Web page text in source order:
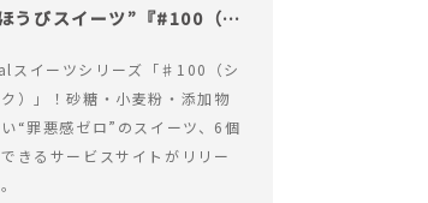
うびスイーツ”『#100（シ
スイーツシリーズ「♯100（シ
）」！砂糖・小麦粉・添加物
“罪悪感ゼロ”のスイーツ、6個
きるサービスサイトがリリー